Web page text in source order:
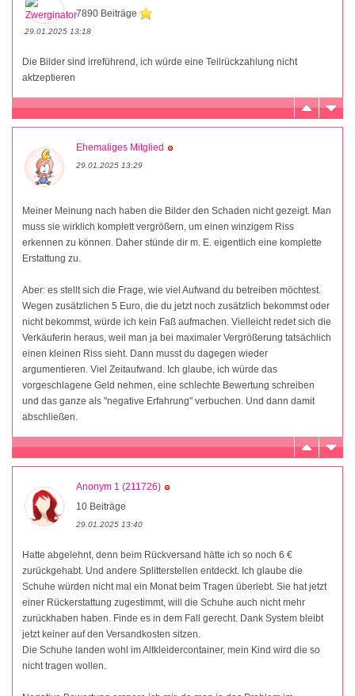
7890 Beiträge
29.01.2025 13:18
Die Bilder sind irreführend, ich würde eine Teilrückzahlung nicht
aktzeptieren
Ehemaliges Mitglied
29.01.2025 13:29
Meiner Meinung nach haben die Bilder den Schaden nicht gezeigt. Man
muss sie wirklich komplett vergrößern, um einen winzigem Riss
erkennen zu können. Daher stünde dir m. E. eigentlich eine komplette
Erstattung zu.
Aber: es stellt sich die Frage, wie viel Aufwand du betreiben möchtest.
Wegen zusätzlichen 5 Euro, die du jetzt noch zusätzlich bekommst oder
nicht bekommst, würde ich kein Faß aufmachen. Vielleicht redet sich die
Verkäuferin heraus, weil man ja bei maximaler Vergrößerung tatsächlich
einen kleinen Riss sieht. Dann musst du dagegen wieder
argumentieren. Viel Zeitaufwand. Ich glaube, ich würde das
vorgeschlagene Geld nehmen, eine schlechte Bewertung schreiben
und das ganze als "negative Erfahrung" verbuchen. Und dann damit
abschließen.
Anonym 1 (211726)
10 Beiträge
29.01.2025 13:40
Hatte abgelehnt, denn beim Rückversand hätte ich so noch 6 €
zurückgehabt. Und andere Splitterstellen entdeckt. Ich glaube die
Schuhe würden nicht mal ein Monat beim Tragen überlebt. Sie hat jetzt
einer Rückerstattung zugestimmt, will die Schuhe auch nicht mehr
zurückhaben haben. Finde es in dem Fall gerecht. Dank System bleibt
jetzt keiner auf den Versandkosten sitzen.
Die Schuhe landen wohl im Altkleidercontainer, mein Kind wird die so
nicht tragen wollen.